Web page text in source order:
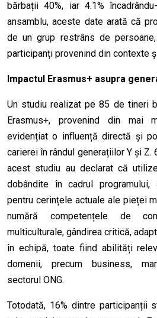
bărbații 40%, iar 4.1%
ansamblu, aceste date arată că
de un grup restrâns de
participanți provenind din contexte
Impactul Erasmus+ asupra
Un studiu realizat pe 85 de tineri
Erasmus+, provenind din mai
evidențiat o influență directă și
carierei în rândul generațiilor Y și Z.
acest studiu au declarat că
dobândite în cadrul
pentru cerințele actuale ale pieței
numără competențele de
multiculturale, gândirea critică,
în echipă, toate fiind abilități
domenii, precum business,
sectorul ONG.
Totodată, 16% dintre participanții